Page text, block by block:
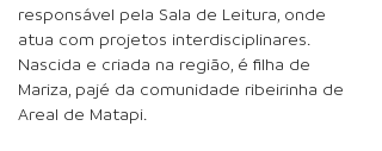
responsável pela Sala de Leitura, onde
atua com projetos interdisciplinares.
Nascida e criada na região, é filha de
Mariza, pajé da comunidade ribeirinha de
Areal de Matapi.